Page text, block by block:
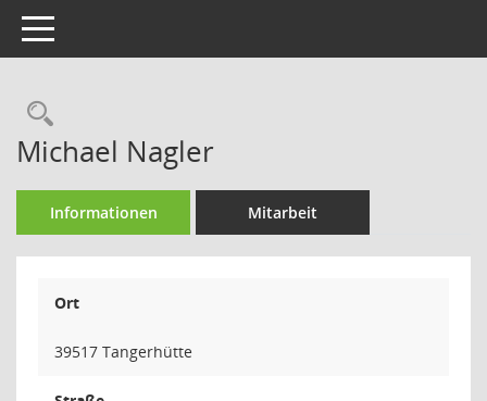
Toggle navigation
Rechercheauswahl
Michael Nagler
Informationen Mitarbeit
Ort
39517 Tangerhütte